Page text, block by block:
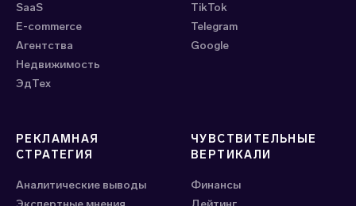
SaaS
E-commerce
Агентства
Недвижимость
ЭдТех
ТikTok
Telegram
Google
РЕКЛАМНАЯ
СТРАТЕГИЯ
Аналитические выводы
ЧУВСТВИТЕЛЬНЫЕ
ВЕРТИКАЛИ
Финансы